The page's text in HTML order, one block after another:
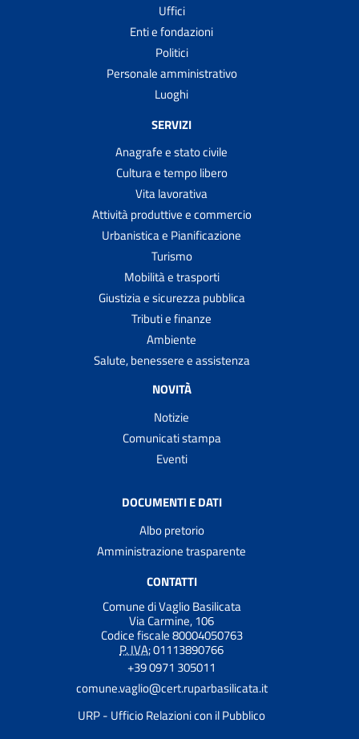
Uffici
Enti e fondazioni
Politici
Personale amministrativo
Luoghi
SERVIZI
Anagrafe e stato civile
Cultura e tempo libero
Vita lavorativa
Attività produttive e commercio
Urbanistica e Pianificazione
Turismo
Mobilità e trasporti
Giustizia e sicurezza pubblica
Tributi e finanze
Ambiente
Salute, benessere e assistenza
NOVITÀ
Notizie
Comunicati stampa
Eventi
DOCUMENTI E DATI
Albo pretorio
Amministrazione trasparente
CONTATTI
Comune di Vaglio Basilicata
Via Carmine, 106
Codice fiscale 80004050763
P. IVA:01113890766
+39 0971 305011
comune.vaglio@cert.ruparbasilicata.it
URP - Ufficio Relazioni con il Pubblico